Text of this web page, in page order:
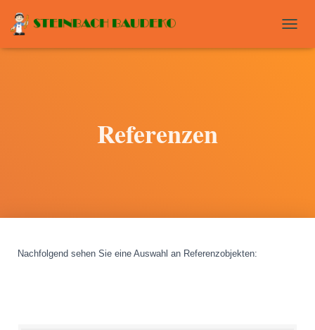
O
Referenzen
Nachfolgend sehen Sie eine Auswahl an Referenzobjekten: